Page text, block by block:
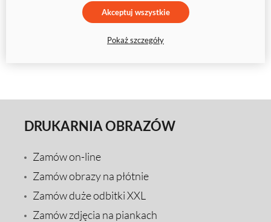
najlepsze do Twojego wnętrza,
decyzję.
DRUKARNIA OBRAZÓW
Zamów on-line
Zamów obrazy na płótnie
Zamów duże odbitki XXL
Zamów zdjęcia na piankach
Akceptuj wszystkie
Pokaż szczegóły